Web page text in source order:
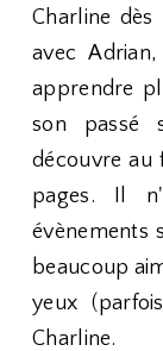
Charline dès
avec
apprendre
son passé
découvre au
pages. Il
évènements
beaucoup
yeux
Charline.